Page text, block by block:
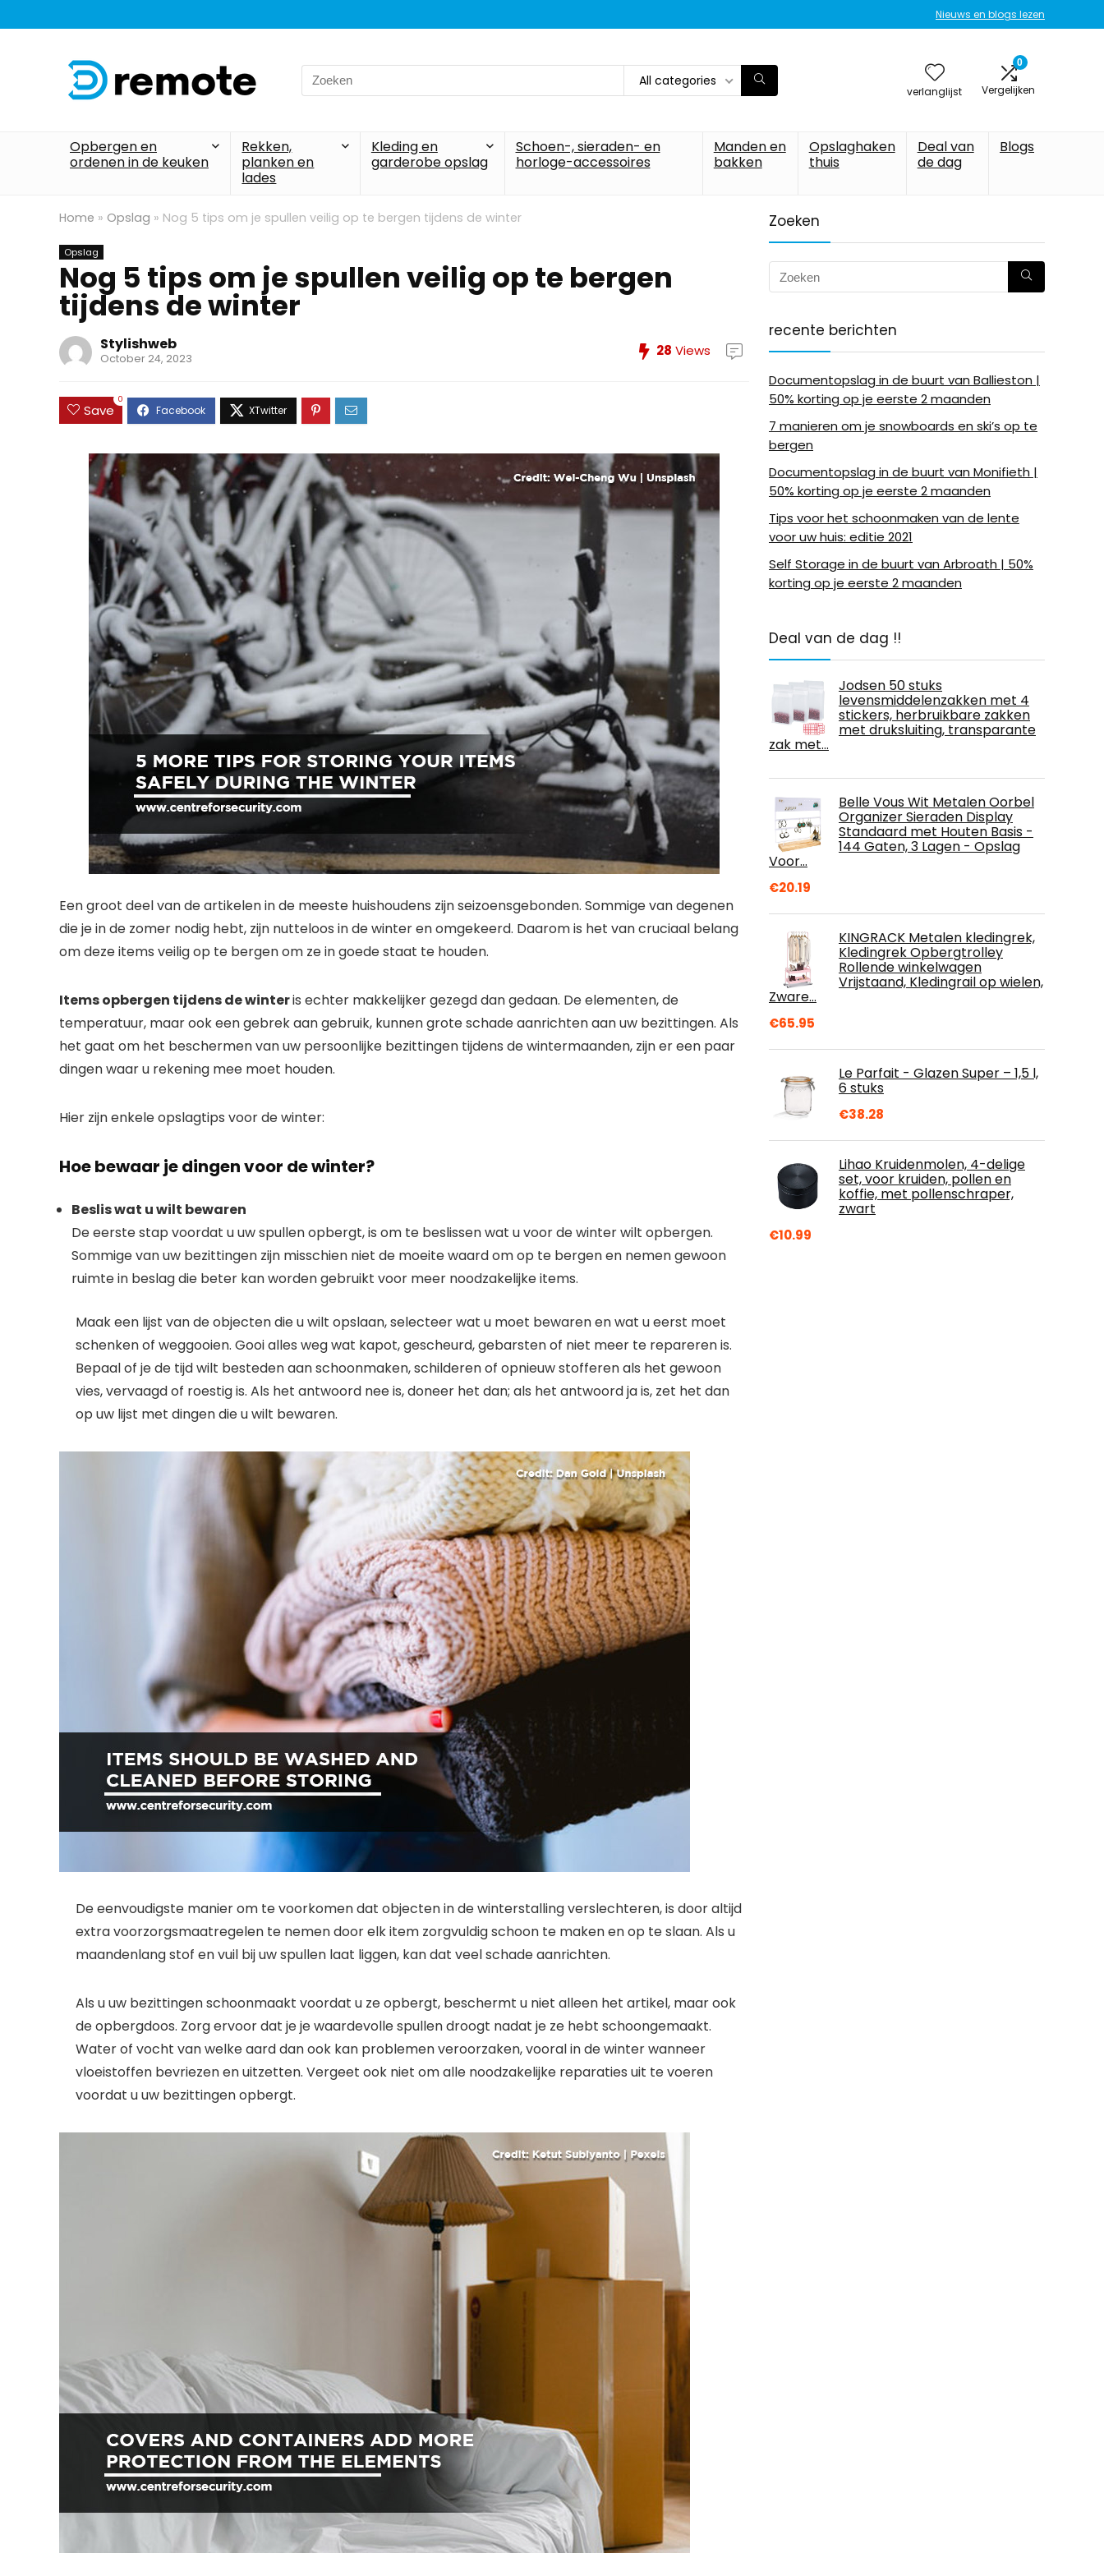
Nieuws en blogs lezen
Search
for:
All categories
verlanglijst
0
Vergelijken
Opbergen en
ordenen in de keuken
Rekken,
planken en
lades
Kleding en
garderobe opslag
Schoen-, sieraden- en
horloge-accessoires
Manden en
bakken
Opslaghaken
thuis
Deal van
de dag
Blogs
Home » Opslag » Nog 5 tips om je spullen veilig op te bergen tijdens de winter
Opslag
Nog 5 tips om je spullen veilig op te bergen
tijdens de winter
Stylishweb
October 24, 2023 28 Views
Save
0
Een groot deel van de artikelen in de meeste huishoudens zijn seizoensgebonden. Sommige van degenen
die je in de zomer nodig hebt, zijn nutteloos in de winter en omgekeerd. Daarom is het van cruciaal belang
om deze items veilig op te bergen om ze in goede staat te houden.
Items opbergen tijdens de winteris echter makkelijker gezegd dan gedaan. De elementen, de
temperatuur, maar ook een gebrek aan gebruik, kunnen grote schade aanrichten aan uw bezittingen. Als
het gaat om het beschermen van uw persoonlijke bezittingen tijdens de wintermaanden, zijn er een paar
dingen waar u rekening mee moet houden.
Hier zijn enkele opslagtips voor de winter:
Hoe bewaar je dingen voor de winter?
Beslis wat u wilt bewaren
De eerste stap voordat u uw spullen opbergt, is om te beslissen wat u voor de winter wilt opbergen.
Sommige van uw bezittingen zijn misschien niet de moeite waard om op te bergen en nemen gewoon
ruimte in beslag die beter kan worden gebruikt voor meer noodzakelijke items.
Maak een lijst van de objecten die u wilt opslaan, selecteer wat u moet bewaren en wat u eerst moet
schenken of weggooien. Gooi alles weg wat kapot, gescheurd, gebarsten of niet meer te repareren is.
Bepaal of je de tijd wilt besteden aan schoonmaken, schilderen of opnieuw stofferen als het gewoon
vies, vervaagd of roestig is. Als het antwoord nee is, doneer het dan; als het antwoord ja is, zet het dan
op uw lijst met dingen die u wilt bewaren.
De eenvoudigste manier om te voorkomen dat objecten in de winterstalling verslechteren, is door altijd
extra voorzorgsmaatregelen te nemen door elk item zorgvuldig schoon te maken en op te slaan. Als u
maandenlang stof en vuil bij uw spullen laat liggen, kan dat veel schade aanrichten.
Als u uw bezittingen schoonmaakt voordat u ze opbergt, beschermt u niet alleen het artikel, maar ook
de opbergdoos. Zorg ervoor dat je je waardevolle spullen droogt nadat je ze hebt schoongemaakt.
Water of vocht van welke aard dan ook kan problemen veroorzaken, vooral in de winter wanneer
vloeistoffen bevriezen en uitzetten. Vergeet ook niet om alle noodzakelijke reparaties uit te voeren
voordat u uw bezittingen opbergt.
Zoeken
recente berichten
Documentopslag in de buurt van Ballieston |
50% korting op je eerste 2 maanden
7 manieren om je snowboards en ski’s op te
bergen
Documentopslag in de buurt van Monifieth |
50% korting op je eerste 2 maanden
Tips voor het schoonmaken van de lente
voor uw huis: editie 2021
Self Storage in de buurt van Arbroath | 50%
korting op je eerste 2 maanden
Deal van de dag !!
Jodsen 50 stuks
levensmiddelenzakken met 4
stickers, herbruikbare zakken
met druksluiting, transparante
zak met…
Belle Vous Wit Metalen Oorbel
Organizer Sieraden Display
Standaard met Houten Basis -
144 Gaten, 3 Lagen - Opslag
Voor…
€20.19
KINGRACK Metalen kledingrek,
Kledingrek Opbergtrolley
Rollende winkelwagen
Vrijstaand, Kledingrail op wielen,
Zware…
€65.95
Le Parfait - Glazen Super – 1,5 l,
6 stuks
€38.28
Lihao Kruidenmolen, 4-delige
set, voor kruiden, pollen en
koffie, met pollenschraper,
zwart
€10.99